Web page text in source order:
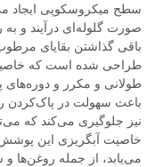
سطح میکروسکوپی ایجاد
صورت گلوله‌ای درآیند و
باقی گذاشتن بقایای
طراحی شده است که
طولانی و مکرر و دوره‌های
باعث سهولت در پاک‌کردن
نیز جلوگیری می‌کند که
خاصیت آبگریزی این
می‌یابد، از جمله روغن‌ها و